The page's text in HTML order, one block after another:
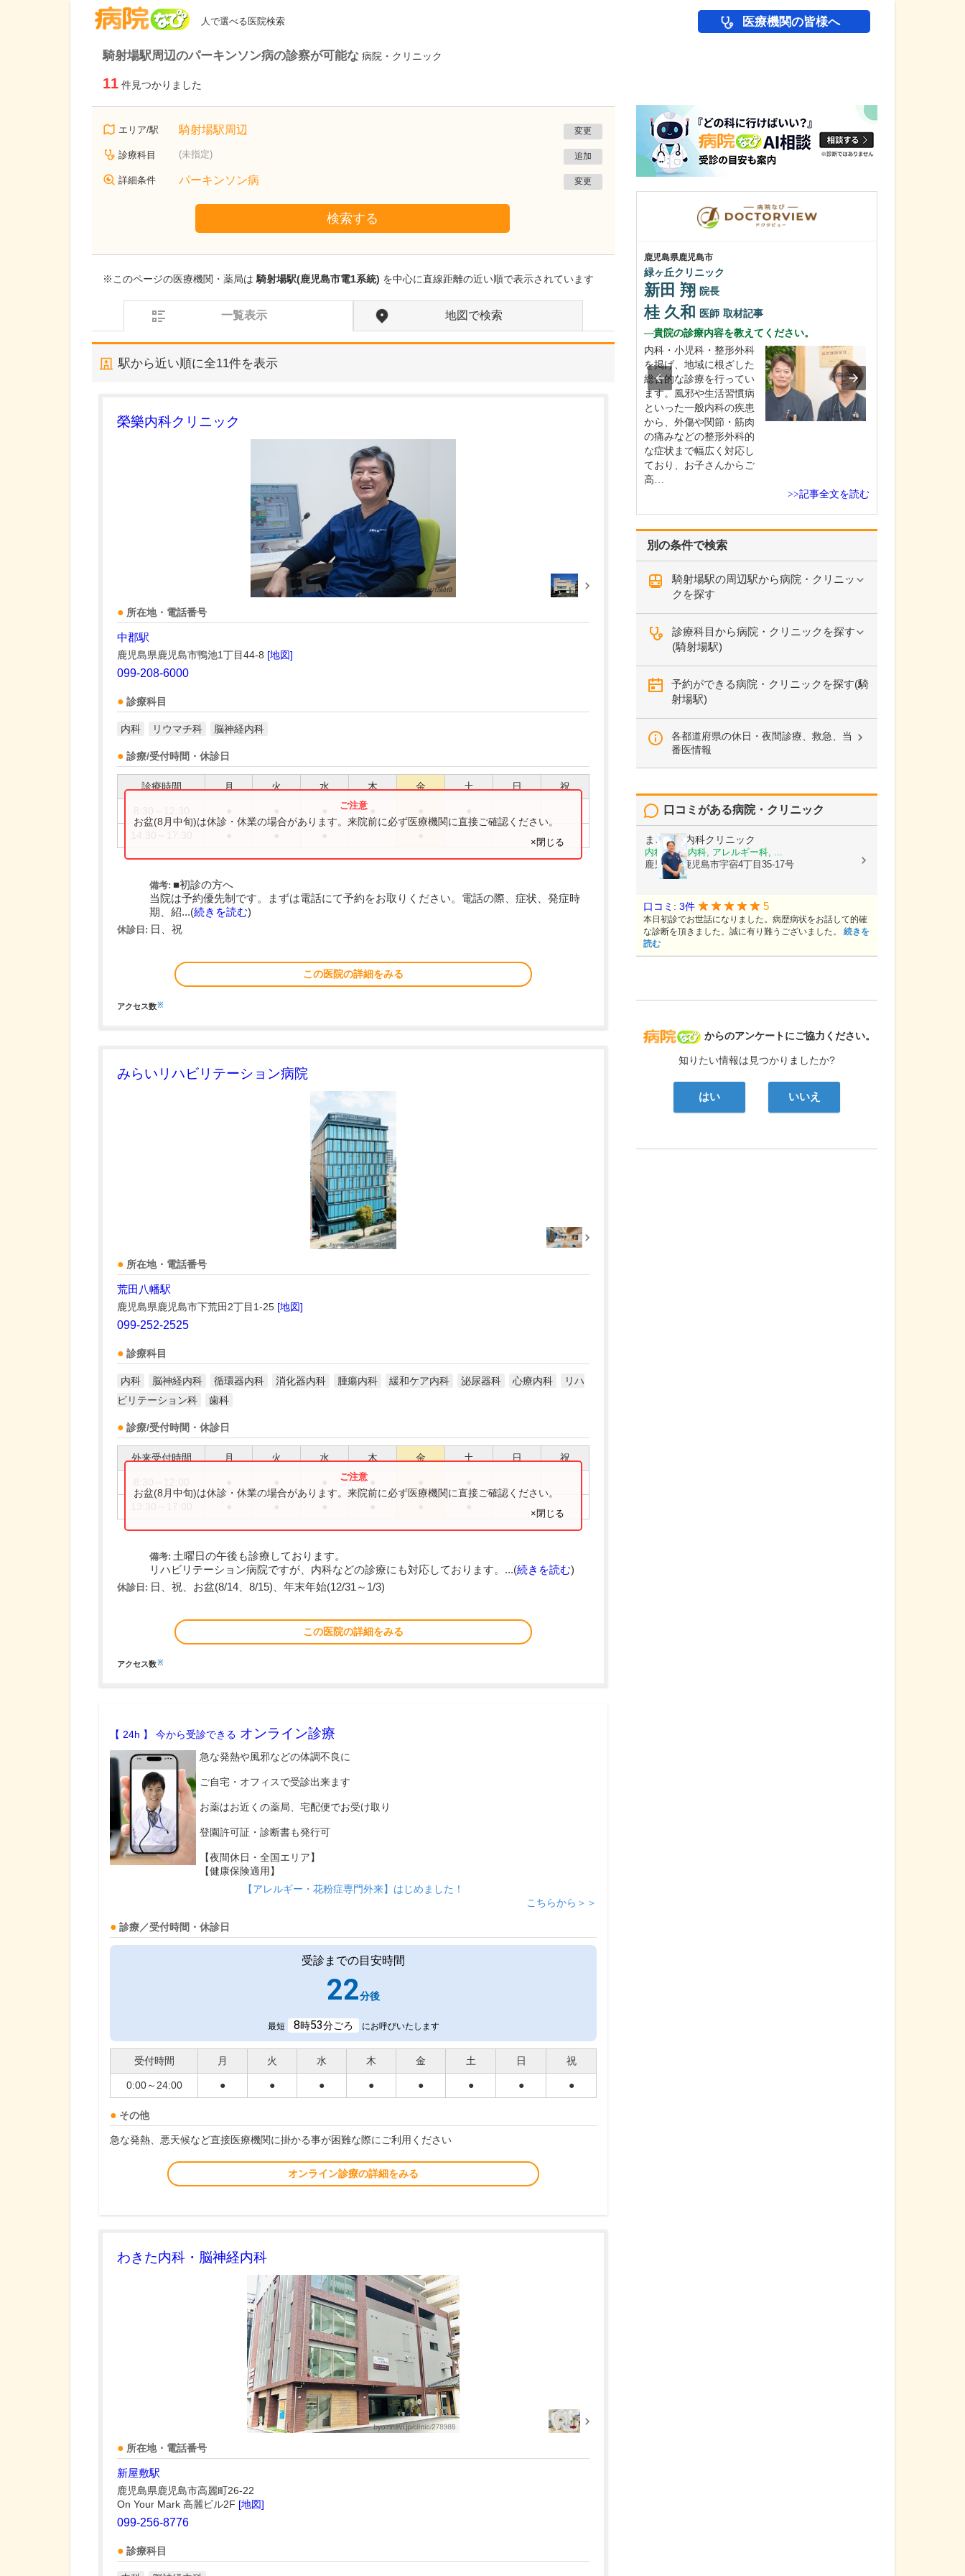
人で選べる医院検索 医療機関の皆様へ
騎射場駅周辺のパーキンソン病の診察が可能な 病院・クリニック
11 件見つかりました
エリア/駅 騎射場駅周辺 変更
診療科目 (未指定) 追加
詳細条件 パーキンソン病 変更
検索する
※このページの医療機関・薬局は騎射場駅(鹿児島市電1系統) を中心に直線距離の近い順で表示されています
一覧表示 地図で検索
駅から近い順に全11件を表示
榮樂内科クリニック
所在地・電話番号
中郡駅
鹿児島県鹿児島市鴨池1丁目44-8 [地図]
099-208-6000
診療科目
内科 リウマチ科 脳神経内科
診療/受付時間・休診日
診療時間 月 火 水 木 金 土 日 祝
お盆(8月中旬)は休診・休業の場合があります。来院前に必ず医療機関に直接ご確認ください。
×閉じる
備考: ■初診の方へ
当院は予約優先制です。まずは電話にて予約をお取りください。電話の際、症状、発症時
期、紹...(続きを読む)
休診日: 日、祝
この医院の詳細をみる
アクセス数※
みらいリハビリテーション病院
所在地・電話番号
荒田八幡駅
鹿児島県鹿児島市下荒田2丁目1-25 [地図]
099-252-2525
診療科目
内科 脳神経内科 循環器内科 消化器内科 腫瘍内科 緩和ケア内科 泌尿器科 心療内科
リハ
ビリテーション科
歯科
診療/受付時間・休診日
外来受付時間 月 火 水 木 金 土 日 祝
お盆(8月中旬)は休診・休業の場合があります。来院前に必ず医療機関に直接ご確認ください。
×閉じる
備考: 土曜日の午後も診療しております。
リハビリテーション病院ですが、内科などの診療にも対応しております。...(続きを読む)
休診日: 日、祝、お盆(8/14、8/15)、年末年始(12/31～1/3)
この医院の詳細をみる
アクセス数※
【 24h 】 今から受診できる オンライン診療
急な発熱や風邪などの体調不良に
ご自宅・オフィスで受診出来ます
お薬はお近くの薬局、宅配便でお受け取り
登園許可証・診断書も発行可
【夜間休日・全国エリア】
【健康保険適用】
【アレルギー・花粉症専門外来】はじめました！
こちらから＞＞
診療／受付時間・休診日
受診までの目安時間
22分後
最短 8時53分ごろ にお呼びいたします
受付時間 月 火 水 木 金 土 日 祝
0:00～24:00 ● ● ● ● ● ● ● ●
その他
急な発熱、悪天候など直接医療機関に掛かる事が困難な際にご利用ください
オンライン診療の詳細をみる
わきた内科・脳神経内科
所在地・電話番号
新屋敷駅
鹿児島県鹿児島市高麗町26-22
On Your Mark 高麗ビル2F [地図]
099-256-8776
診療科目
別の条件で検索
騎射場駅の周辺駅から病院・クリニッ
クを探す
診療科目から病院・クリニックを探す
(騎射場駅)
予約ができる病院・クリニックを探す(騎
射場駅)
各都道府県の休日・夜間診療、救急、当
番医情報
病院なび
からのアンケートにご協力ください。
知りたい情報は見つかりましたか?
はい いいえ
口コミがある病院・クリニック
まごころ内科クリニック
内科, 神経内科, アレルギー科, ...
鹿児島県鹿児島市宇宿4丁目35-17号
口コミ: 3件 5
本日初診でお世話になりました。病歴病状をお話して的確
な診断を頂きました。誠に有り難うございました。 続きを
読む
鹿児島県鹿児島市
緑ヶ丘クリニック
新田 翔 院長
桂 久和 医師 取材記事
貴院の診療内容を教えてください。
内科・小児科・整形外科
を掲げ、地域に根ざした
総合的な診療を行ってい
ます。風邪や生活習慣病
といった一般内科の疾患
から、外傷や関節・筋肉
の痛みなどの整形外科的
な症状まで幅広く対応し
ており、お子さんからご
高…
>>記事全文を読む
北海道札幌市東区
野沢医院
特に力を入れている診療分野について教えてく
内科全般を幅広く診療し